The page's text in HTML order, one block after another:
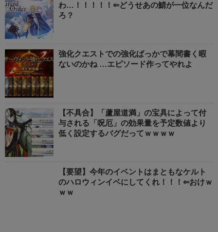
わ…！！！！！⇐どうせあの鯖が一位なんだ
ろ？
強化クエストでの強化ばっかで幕間書く暇
ないのかね …エピソード作ってやれよ
【不具合】「蘆屋道満」の宝具によって付
与される「呪厄」の効果量を予定数値より
低く設定するバグだってｗｗｗｗ
【要望】今年のイベントはまともなケルト
のハロウィンイベにしてくれ！！！⇐おけｗ
ｗｗ